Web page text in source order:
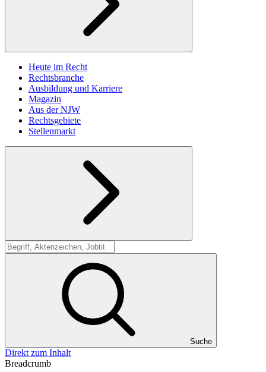
Heute im Recht
Rechtsbranche
Ausbildung und Karriere
Magazin
Aus der NJW
Rechtsgebiete
Stellenmarkt
Suche
Suche
Direkt zum Inhalt
Breadcrumb